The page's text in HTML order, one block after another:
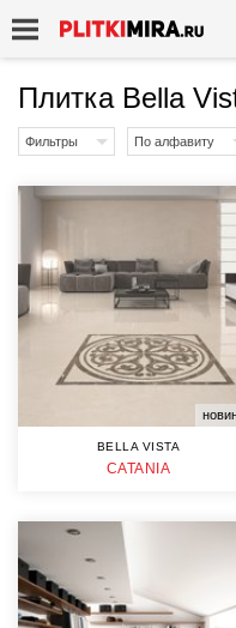
Плитка Bella
Фильтры По алфавиту
BELLA VISTA
CATANIA